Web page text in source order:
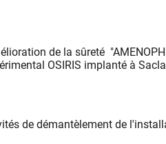
de la sûreté
OSIRIS implanté à
de démantèlement de